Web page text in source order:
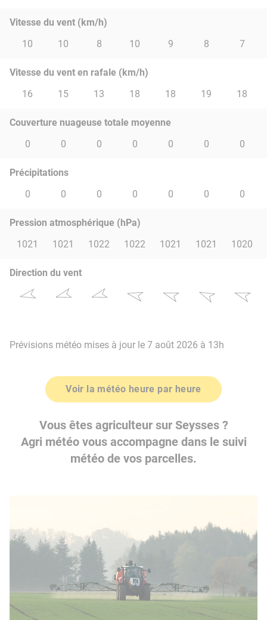
Vitesse du vent (km/h)
10
10 8 10 9 8 7
Vitesse du vent en rafale (km/h)
16
15 13 18 18 19 18
Couverture nuageuse totale moyenne
0
0 0 0 0 0 0
Précipitations
0
0 0 0 0 0 0
Pression atmosphérique (hPa)
1021
1021 1022 1022 1021 1021 1020
Direction du vent
Prévisions météo mises à jour le 7 août 2026 à 13h
Voir la météo heure par heure
Vous êtes agriculteur sur Seysses ?
Agri météo vous accompagne dans le suivi
météo de vos parcelles.